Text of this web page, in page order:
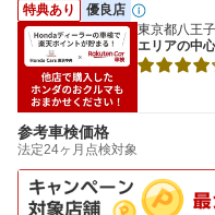
特典あり
優良店
東京都八王
エリアの中
参考車検価格
法定24ヶ月点検対象